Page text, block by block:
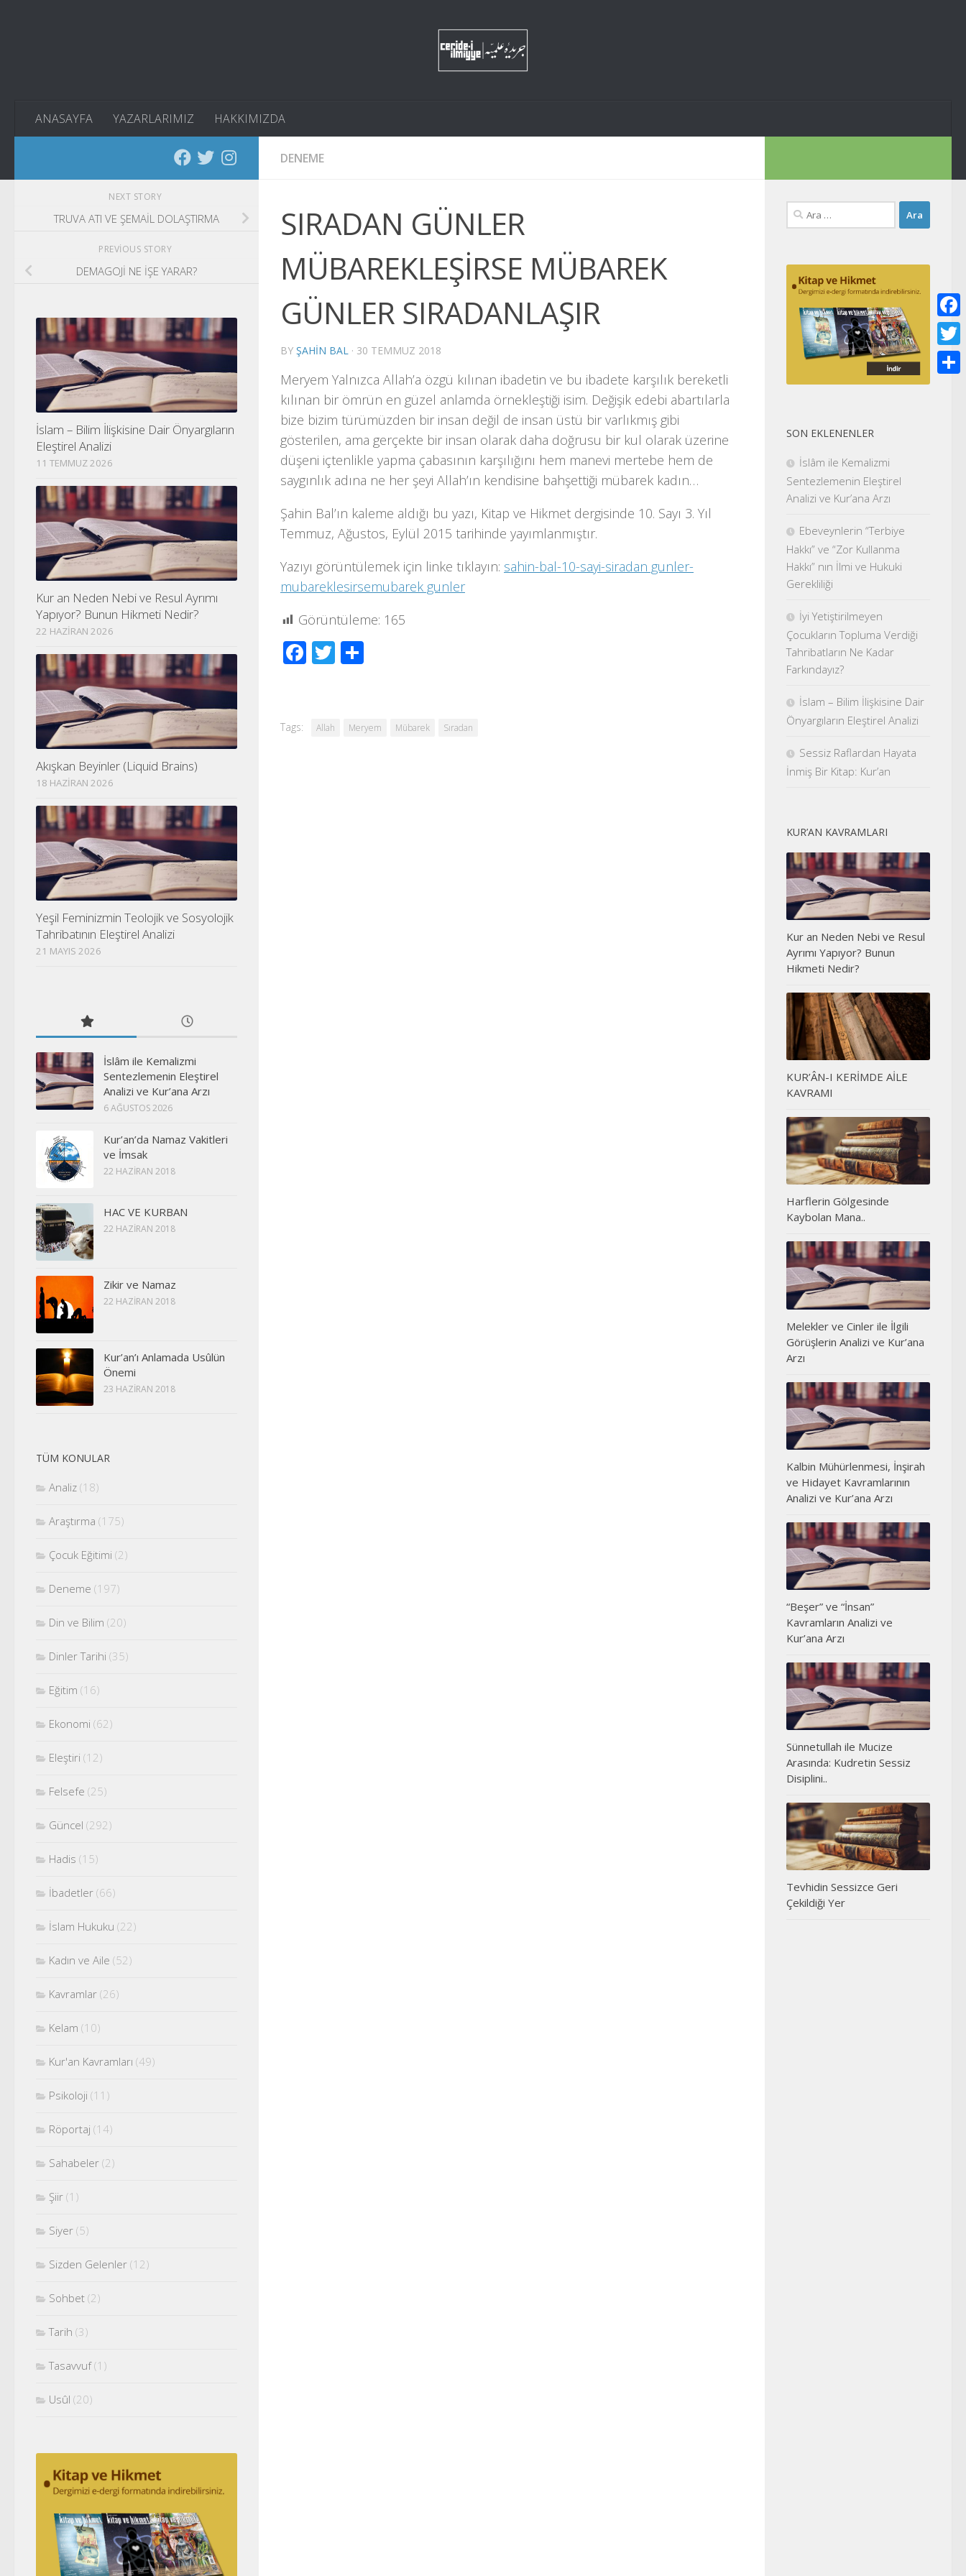
ANASAYFA YAZARLARIMIZ HAKKIMIZDA
DENEME
SIRADAN GÜNLER
MÜBAREKLEŞİRSE MÜBAREK
GÜNLER SIRADANLAŞIR
BY ŞAHIN BAL · 30 TEMMUZ 2018
Meryem Yalnızca Allah’a özgü kılınan ibadetin ve bu ibadete karşılık bereketli
kılınan bir ömrün en güzel anlamda örnekleştiği isim. Değişik edebi abartılarla
bize bizim türümüzden bir insan değil de insan üstü bir varlıkmış gibi
gösterilen, ama gerçekte bir insan olarak daha doğrusu bir kul olarak üzerine
düşeni içtenlikle yapma çabasının karşılığını hem manevi mertebe hem de
saygınlık adına ne her şeyi Allah’ın kendisine bahşettiği mübarek kadın…
Şahin Bal’ın kaleme aldığı bu yazı, Kitap ve Hikmet dergisinde 10. Sayı 3. Yıl
Temmuz, Ağustos, Eylül 2015 tarihinde yayımlanmıştır.
Yazıyı görüntülemek için linke tıklayın: sahin-bal-10-sayi-siradan gunler-
mubareklesirsemubarek gunler
Görüntüleme: 165
Facebook
Twitter
Tags: Allah Meryem Mübarek Sıradan
NEXT STORY
TRUVA ATI VE ŞEMAİL DOLAŞTIRMA
PREVIOUS STORY
DEMAGOJİ NE İŞE YARAR?
İslam – Bilim İlişkisine Dair Önyargıların
Eleştirel Analizi
11 TEMMUZ 2026
Kur an Neden Nebi ve Resul Ayrımı
Yapıyor? Bunun Hikmeti Nedir?
22 HAZIRAN 2026
Akışkan Beyinler (Liquid Brains)
18 HAZIRAN 2026
Yeşil Feminizmin Teolojik ve Sosyolojik
Tahribatının Eleştirel Analizi
21 MAYIS 2026
İslâm ile Kemalizmi
Sentezlemenin Eleştirel
Analizi ve Kur’ana Arzı
6 AĞUSTOS 2026
Kur’an’da Namaz Vakitleri
ve İmsak
22 HAZIRAN 2018
HAC VE KURBAN
22 HAZIRAN 2018
Zikir ve Namaz
22 HAZIRAN 2018
Kur’an’ı Anlamada Usûlün
Önemi
23 HAZIRAN 2018
TÜM KONULAR
Analiz (18)
Araştırma (175)
Çocuk Eğitimi (2)
Deneme (197)
Din ve Bilim (20)
Dinler Tarihi (35)
Eğitim (16)
Ekonomi (62)
Eleştiri (12)
Felsefe (25)
Güncel (292)
Hadis (15)
İbadetler (66)
İslam Hukuku (22)
Kadın ve Aile (52)
Kavramlar (26)
Kelam (10)
Kur'an Kavramları (49)
Psikoloji (11)
Röportaj (14)
Sahabeler (2)
Şiir (1)
Siyer (5)
Sizden Gelenler (12)
Sohbet (2)
Tarih (3)
Tasavvuf(1)
Usûl (20)
Arama:
SON EKLENENLER
İslâm ile Kemalizmi
Sentezlemenin Eleştirel
Analizi ve Kur’ana Arzı
Ebeveynlerin “Terbiye
Hakkı” ve “Zor Kullanma
Hakkı” nın İlmi ve Hukuki
Gerekliliği
İyi Yetiştirilmeyen
Çocukların Topluma Verdiği
Tahribatların Ne Kadar
Farkındayız?
İslam – Bilim İlişkisine Dair
Önyargıların Eleştirel Analizi
Sessiz Raflardan Hayata
İnmiş Bir Kitap: Kur’an
KUR’AN KAVRAMLARI
Kur an Neden Nebi ve Resul
Ayrımı Yapıyor? Bunun
Hikmeti Nedir?
KUR’ÂN-I KERİMDE AİLE
KAVRAMI
Harflerin Gölgesinde
Kaybolan Mana..
Melekler ve Cinler ile İlgili
Görüşlerin Analizi ve Kur’ana
Arzı
Kalbin Mühürlenmesi, İnşirah
ve Hidayet Kavramlarının
Analizi ve Kur’ana Arzı
“Beşer” ve “İnsan”
Kavramların Analizi ve
Kur’ana Arzı
Sünnetullah ile Mucize
Arasında: Kudretin Sessiz
Disiplini..
Tevhidin Sessizce Geri
Çekildiği Yer